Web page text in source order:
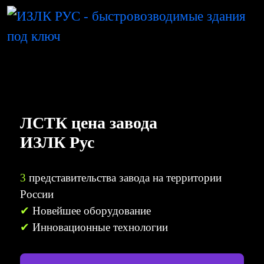
ЛСТК цена завода
ИЗЛК Рус
3 представительства завода на территории
России
✔ Новейшее оборудование
✔ Инновационные технологии